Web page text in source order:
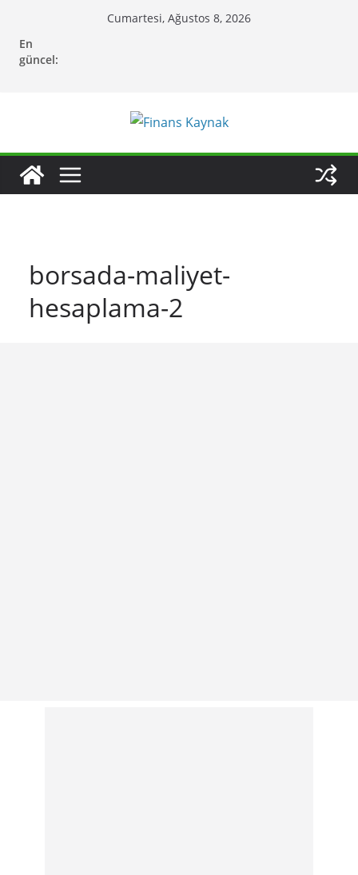
content
Cumartesi, Ağustos 8, 2026
En
güncel:
borsada-maliyet-
hesaplama-2